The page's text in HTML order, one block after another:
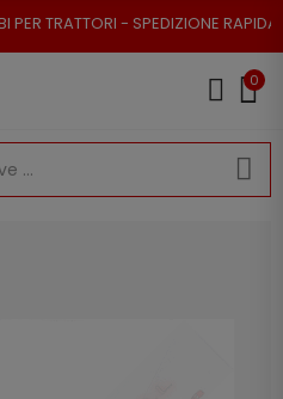
- SPEDIZIONE RAPIDA - RESO
0